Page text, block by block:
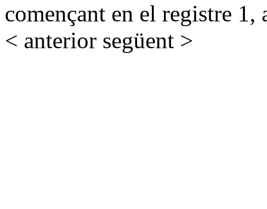
començant en el registre 1,
< anterior següent >